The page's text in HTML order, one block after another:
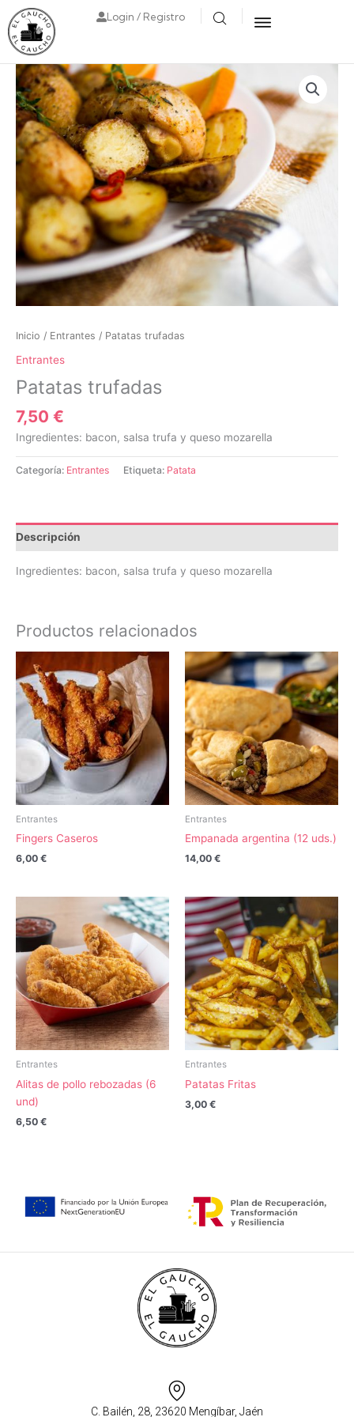
Login / Registro
Inicio / Entrantes / Patatas trufadas
Entrantes
Patatas trufadas
7,50 €
Ingredientes: bacon, salsa trufa y queso mozarella
Categoría: Entrantes Etiqueta: Patata
Descripción
Ingredientes: bacon, salsa trufa y queso mozarella
Productos relacionados
Entrantes
Fingers Caseros
6,00 €
Entrantes
Empanada argentina (12 uds.)
14,00 €
Entrantes
Alitas de pollo rebozadas (6
und)
6,50 €
Entrantes
Patatas Fritas
3,00 €
C. Bailén, 28, 23620 Mengíbar, Jaén